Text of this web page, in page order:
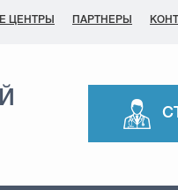
ЦЕНТРЫ ПАРТНЕРЫ